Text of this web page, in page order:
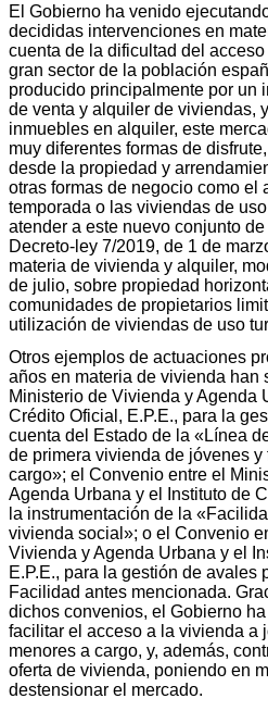
El Gobierno ha venido
decididas intervenciones en
cuenta de la dificultad del
gran sector de la población
producido principalmente por un
de venta y alquiler de viviendas,
inmuebles en alquiler, este
muy diferentes formas de
desde la propiedad y
otras formas de negocio como el
temporada o las viviendas de
atender a este nuevo conjunto
Decreto-ley 7/2019, de 1 de
materia de vivienda y alquiler,
de julio, sobre propiedad
comunidades de propietarios
utilización de viviendas de uso
Otros ejemplos de actuaciones
años en materia de vivienda han
Ministerio de Vivienda y Agenda
Crédito Oficial, E.P.E., para la
cuenta del Estado de la «Línea
de primera vivienda de jóvenes
cargo»; el Convenio entre el
Agenda Urbana y el Instituto de
la instrumentación de la
vivienda social»; o el Convenio
Vivienda y Agenda Urbana y el
E.P.E., para la gestión de avales
Facilidad antes mencionada.
dichos convenios, el Gobierno
facilitar el acceso a la vivienda a
menores a cargo, y, además,
oferta de vivienda, poniendo en
destensionar el mercado.